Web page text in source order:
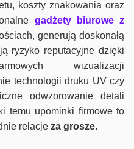
koszty znakowania oraz
gadżety biurowe z
generują doskonałą
ryzyko reputacyjne dzięki
wizualizacji
technologii druku UV czy
odwzorowanie detali
temu upominki firmowe to
relacje za grosze.